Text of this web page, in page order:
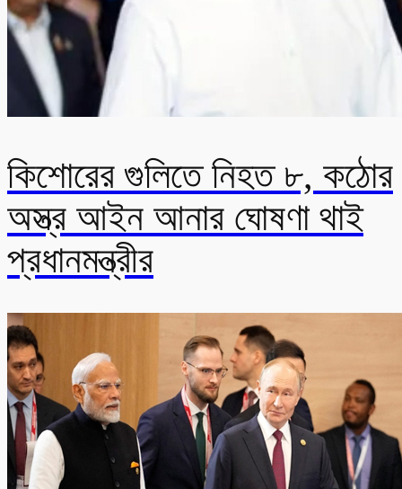
কিশোরের গুলিতে নিহত ৮, কঠোর
অস্ত্র আইন আনার ঘোষণা থাই
প্রধানমন্ত্রীর